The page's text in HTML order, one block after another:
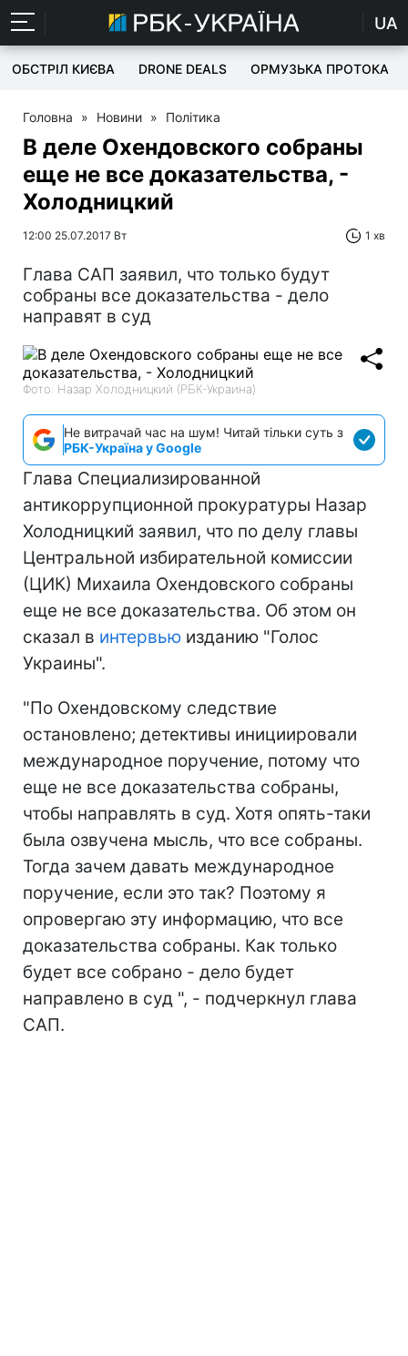
UA
ОБСТРІЛ КИЄВА DRONE DEALS ОРМУЗЬКА ПРОТОКА
Головна » Новини » Політика
В деле Охендовского собраны
еще не все доказательства, -
Холодницкий
12:00 25.07.2017 Вт 1 хв
Глава САП заявил, что только будут
собраны все доказательства - дело
направят в суд
Фото: Назар Холодницкий (РБК-Украина)
Не витрачай час на шум! Читай тільки суть з
РБК-Україна у Google
Глава Специализированной
антикоррупционной прокуратуры Назар
Холодницкий заявил, что по делу главы
Центральной избирательной комиссии
(ЦИК) Михаила Охендовского собраны
еще не все доказательства. Об этом он
сказал в интервью изданию "Голос
Украины".
"По Охендовскому следствие
остановлено; детективы инициировали
международное поручение, потому что
еще не все доказательства собраны,
чтобы направлять в суд. Хотя опять-таки
была озвучена мысль, что все собраны.
Тогда зачем давать международное
поручение, если это так? Поэтому я
опровергаю эту информацию, что все
доказательства собраны. Как только
будет все собрано - дело будет
направлено в суд ", - подчеркнул глава
САП.